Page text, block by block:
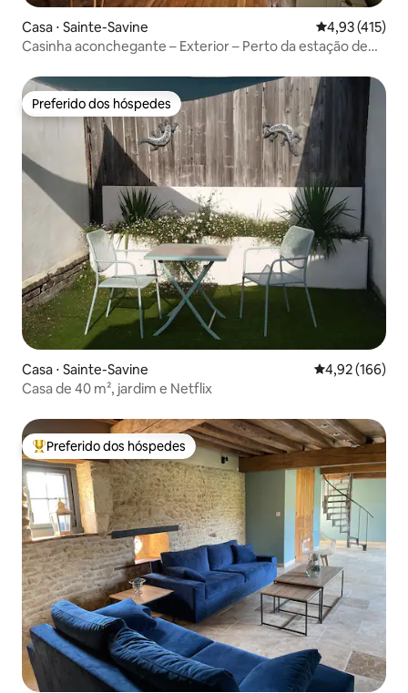
Casa ⋅ Sainte-Savine 4,93 de uma
4,93 (415)
Casinha aconchegante – Exterior – Perto da estação de
Preferido dos hóspedes
Preferido dos hóspedes
Casa ⋅ Sainte-Savine 4,92 de uma
4,92 (166)
Casa de 40 m², jardim e Netflix
Entre os melhores preferidos dos hóspedes
Preferido dos hóspedes